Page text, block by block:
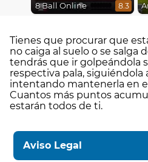
8 Ball Online 8.3
Tienes que procurar que
no caiga al suelo o se salga
tendrás que ir golpeándola
respectiva pala, siguiéndola
intentando mantenerla en
Cuantos más puntos
estarán todos de ti.
Aviso Legal